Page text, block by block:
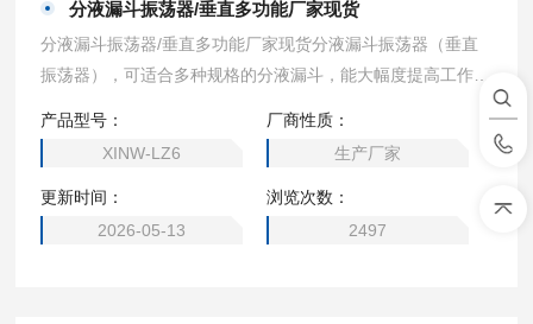
分液漏斗振荡器/垂直多功能厂家现货
分液漏斗振荡器/垂直多功能厂家现货分液漏斗振荡器（垂直
振荡器），可适合多种规格的分液漏斗，能大幅度提高工作效
的应用。●振荡频率数字显示，开机后可显示上次关机前的振
荡次数。可以切换定时振荡和连续振荡。●振荡频率为无级变
速，倾斜时振荡频率可达20~250次/min，垂直时振荡频率可
达20~300次/min。
产品型号：
XINW-LZ6
厂商性质：
生产厂家
更新时间：
2026-05-13
浏览次数：
2497